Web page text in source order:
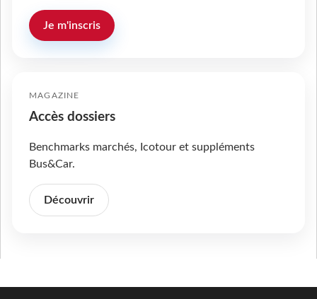
Je m'inscris
MAGAZINE
Accès dossiers
Benchmarks marchés, Icotour et suppléments
Bus&Car.
Découvrir